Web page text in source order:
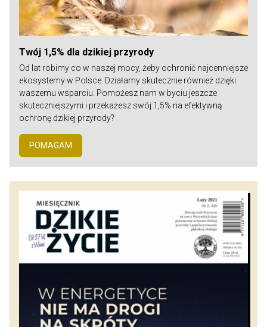
Twój 1,5% dla dzikiej przyrody
Od lat robimy co w naszej mocy, żeby ochronić najcenniejsze
ekosystemy w Polsce. Działamy skutecznie również dzięki
waszemu wsparciu. Pomożesz nam w byciu jeszcze
skuteczniejszymi i przekażesz swój 1,5% na efektywną
ochronę dzikiej przyrody?
POMAGAM